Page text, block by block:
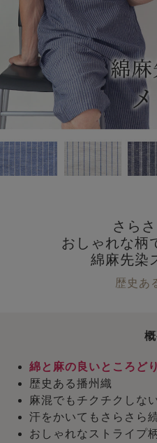
さら
おしゃれな柄
綿麻先染
歴史あ
綿と麻の良いところどり
歴史ある播州織
麻混でもチクチクしな
汗をかいてもさらさら
おしゃれなストライプ